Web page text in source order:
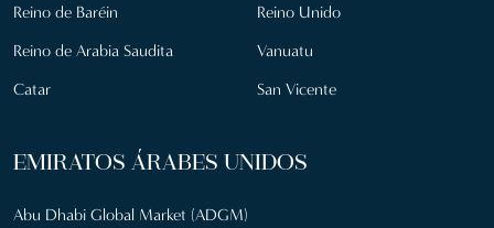
Reino de Baréin
Reino de Arabia Saudita
Catar
Reino Unido
Vanuatu
San Vicente
EMIRATOS ÁRABES UNIDOS
Abu Dhabi Global Market (ADGM)